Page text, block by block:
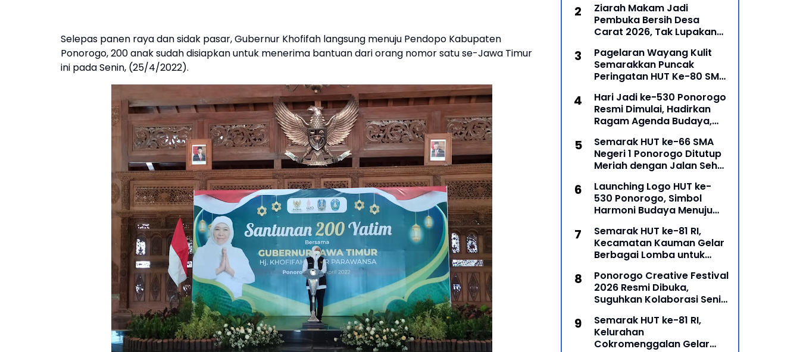
Selepas panen raya dan sidak pasar, Gubernur Khofifah langsung menuju Pendopo Kabupaten
Ponorogo, 200 anak sudah disiapkan untuk menerima bantuan dari orang nomor satu se-Jawa Timur
ini pada Senin, (25/4/2022).
Ziarah Makam Jadi
Pembuka Bersih Desa
Carat 2026, Tak Lupakan
Pagelaran Wayang Kulit
Semarakkan Puncak
Peringatan HUT Ke-80 SMP
Hari Jadi ke-530 Ponorogo
Resmi Dimulai, Hadirkan
Ragam Agenda Budaya,
Semarak HUT ke-66 SMA
Negeri 1 Ponorogo Ditutup
Meriah dengan Jalan Sehat
Lomba Ponorogo – Puncak
peringatan Hari Ulang
Launching Logo HUT ke-
530 Ponorogo, Simbol
Harmoni Budaya Menuju
Semarak HUT ke-81 RI,
Kecamatan Kauman Gelar
Berbagai Lomba untuk
Masyarakat
Ponorogo Creative Festival
2026 Resmi Dibuka,
Suguhkan Kolaborasi Seni
Memukau
Semarak HUT ke-81 RI,
Kelurahan
Cokromenggalan Gelar